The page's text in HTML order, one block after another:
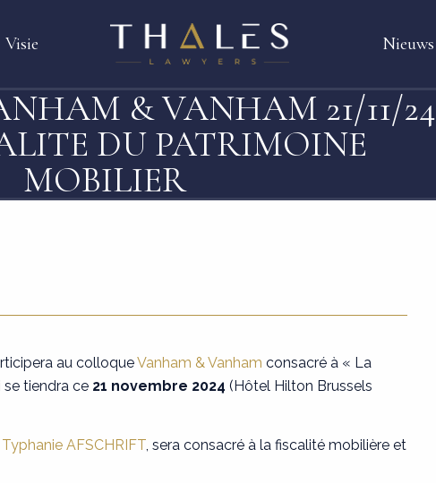
Visie Nieuws
& VANHAM 21/11/24
DU PATRIMOINE
MOBILIER
au colloqueVanham & Vanham consacré à « La
tiendra ce 21 novembre 2024 (Hôtel Hilton Brussels
Typhanie AFSCHRIFT, sera consacré à la fiscalité mobilière et